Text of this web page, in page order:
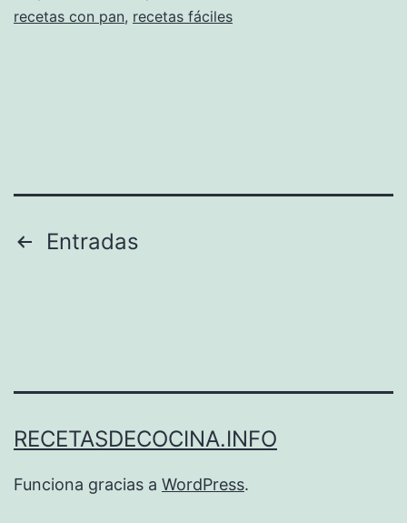
recetas con pan, recetas fáciles
Paginación
Entradas
RECETASDECOCINA.INFO
Funciona gracias a WordPress.